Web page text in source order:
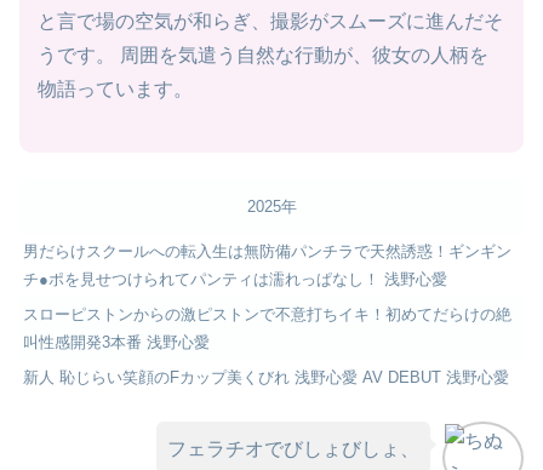
と言で場の空気が和らぎ、撮影がスムーズに進んだそ
うです。 周囲を気遣う自然な行動が、彼女の人柄を
物語っています。
2025年
男だらけスクールへの転入生は無防備パンチラで天然誘惑！ギンギン
チ●ポを見せつけられてパンティは濡れっぱなし！ 浅野心愛
スローピストンからの激ピストンで不意打ちイキ！初めてだらけの絶
叫性感開発3本番 浅野心愛
新人 恥じらい笑顔のFカップ美くびれ 浅野心愛 AV DEBUT 浅野心愛
フェラチオでびしょびしょ、